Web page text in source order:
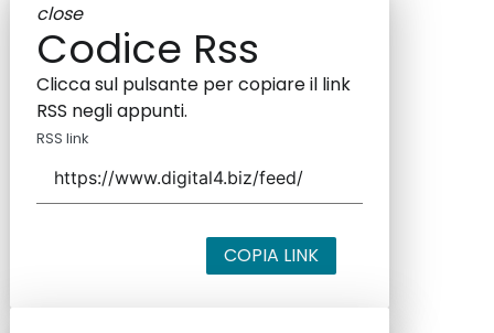
close
Codice Rss
Clicca sul pulsante per copiare il link
RSS negli appunti.
RSS link
COPIA LINK